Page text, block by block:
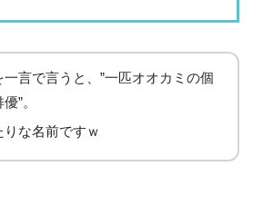
一言で言うと、”一匹オオカミの個
”。
りな名前ですｗ